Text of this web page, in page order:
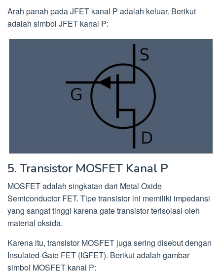
Arah panah pada JFET kanal P adalah keluar. Berikut
adalah simbol JFET kanal P:
5. Transistor MOSFET Kanal P
MOSFET adalah singkatan dari Metal Oxide
Semiconductor FET. Tipe transistor ini memiliki impedansi
yang sangat tinggi karena gate transistor terisolasi oleh
material oksida.
Karena itu, transistor MOSFET juga sering disebut dengan
Insulated-Gate FET (IGFET). Berikut adalah gambar
simbol MOSFET kanal P: